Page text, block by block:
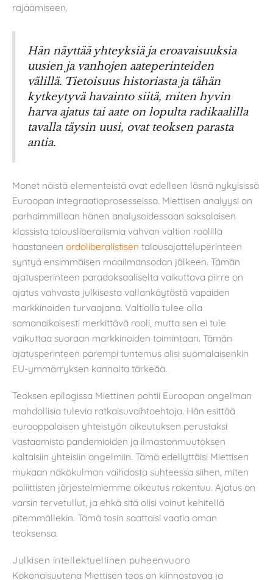
rajaamiseen.
Hän näyttää yhteyksiä ja eroavaisuuksia
uusien ja vanhojen aateperinteiden
välillä. Tietoisuus historiasta ja tähän
kytkeytyvä havainto siitä, miten hyvin
harva ajatus tai aate on lopulta radikaalilla
tavalla täysin uusi, ovat teoksen parasta
antia.
Monet näistä elementeistä ovat edelleen läsnä nykyisissä
Euroopan integraatioprosesseissa. Miettisen analyysi on
parhaimmillaan hänen analysoidessaan saksalaisen
klassista talousliberalismia vahvan valtion roolilla
haastaneen ordoliberalistisen talousajatteluperinteen
syntyä ensimmäisen maailmansodan jälkeen. Tämän
ajatusperinteen paradoksaaliselta vaikuttava piirre on
ajatus vahvasta julkisesta vallankäytöstä vapaiden
markkinoiden turvaajana. Valtiolla tulee olla
samanaikaisesti merkittävä rooli, mutta sen ei tule
vaikuttaa suoraan markkinoiden toimintaan. Tämän
ajatusperinteen parempi tuntemus olisi suomalaisenkin
EU-ymmärryksen kannalta tärkeää.
Teoksen epilogissa Miettinen pohtii Euroopan ongelman
mahdollisia tulevia ratkaisuvaihtoehtoja. Hän esittää
eurooppalaisen yhteistyön oikeutuksen perustaksi
vastaamista pandemioiden ja ilmastonmuutoksen
kaltaisiin yhteisiin ongelmiin. Tämä edellyttäisi Miettisen
mukaan näkökulman vaihdosta suhteessa siihen, miten
poliittisten järjestelmiemme oikeutus rakentuu. Ajatus on
varsin tervetullut, ja ehkä sitä olisi voinut kehitellä
pitemmällekin. Tämä tosin saattaisi vaatia oman
teoksensa.
Julkisen intellektuellinen puheenvuoro
Kokonaisuutena Miettisen teos on kiinnostavaa ja